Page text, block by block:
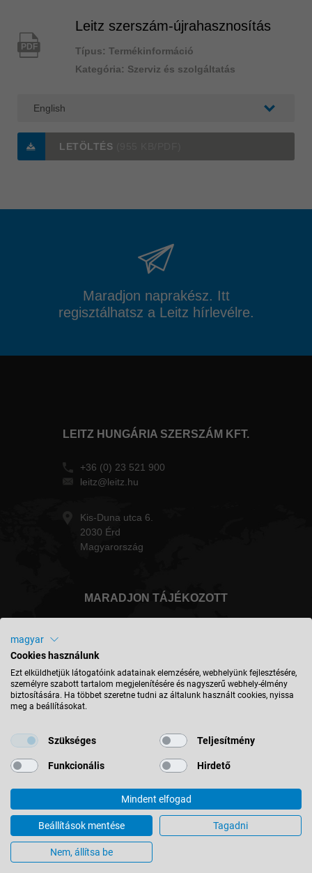
PDF
Leitz szerszám-újrahasznosítás
Típus: Termékinformáció
Kategória: Szerviz és szolgáltatás
LETÖLTÉS
Maradjon naprakész. Itt
regisztálhatsz a Leitz hírlevélre.
LEITZ HUNGÁRIA SZERSZÁM KFT.
+36 (0) 23 521 900
leitz@leitz.hu
Kis-Duna utca 6.
2030 Érd
Magyarország
MARADJON TÁJÉKOZOTT
Magyarország - magyar
© 2026 Leitz GmbH & Co. KG
Impresszum
Kapcsolat Adatvédelem
ÁSZF
Cookie-beállítások
magyar
Cookies használunk
Ezt elküldhetjük látogatóink adatainak elemzésére, webhelyünk fejlesztésére,
személyre szabott tartalom megjelenítésére és nagyszerű webhely-élmény
biztosítására. Ha többet szeretne tudni az általunk használt cookies, nyissa
meg a beállításokat.
Szükséges Teljesítmény
Funkcionális Hirdető
Mindent elfogad
Beállítások mentése Tagadni
Nem, állítsa be